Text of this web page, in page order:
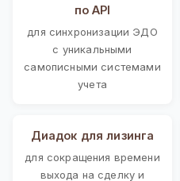
по API
для синхронизации ЭДО
с уникальными
самописными системами
учета
Диадок для лизинга
для сокращения времени
выхода на сделку и